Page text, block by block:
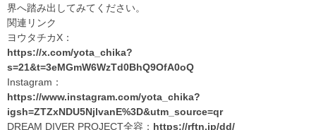
界へ踏み出してみてください。
関連リンク
ヨウタチカX：
https://x.com/yota_chika?
s=21&t=3eMGmW6WzTd0BhQ9OfA0oQ
Instagram：
https://www.instagram.com/yota_chika?
igsh=ZTZxNDU5NjlvanE%3D&utm_source=qr
DREAM DIVER PROJECT全容： https://rftn.jp/dd/